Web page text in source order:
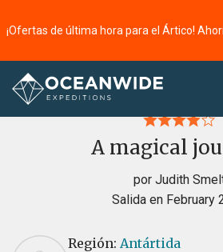
Página principal
A magical
por Judith
Salida en February
Región: Antártida